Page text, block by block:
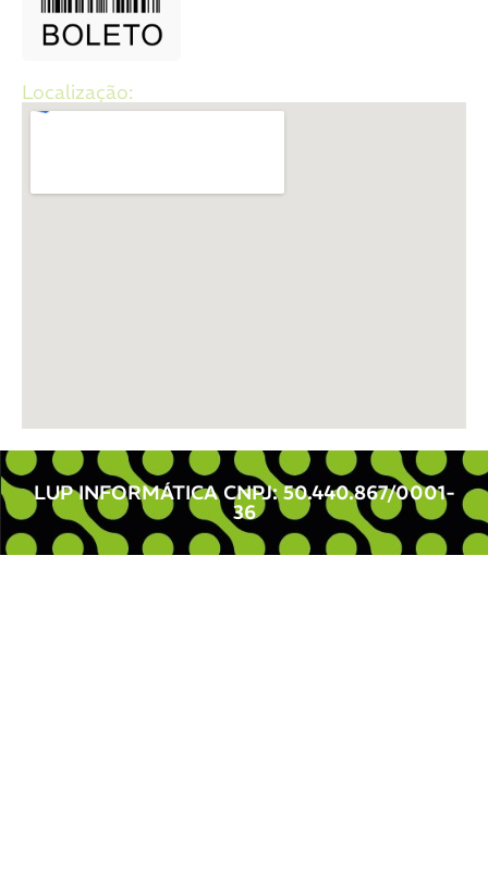
Localização:
LUP INFORMÁTICA CNPJ: 50.440.867/0001-
36 ​